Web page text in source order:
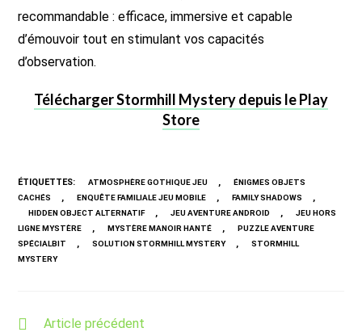
recommandable : efficace, immersive et capable
d’émouvoir tout en stimulant vos capacités
d’observation.
Télécharger Stormhill Mystery depuis le Play
Store
ÉTIQUETTES: ATMOSPHÈRE GOTHIQUE JEU ,
ÉNIGMES OBJETS
CACHÉS
, ENQUÊTE FAMILIALE JEU MOBILE , FAMILY SHADOWS ,
HIDDEN OBJECT ALTERNATIF , JEU AVENTURE ANDROID ,
JEU HORS
LIGNE MYSTÈRE
, MYSTÈRE MANOIR HANTÉ ,
PUZZLE AVENTURE
SPÉCIALBIT
, SOLUTION STORMHILL MYSTERY ,
STORMHILL
MYSTERY
Read Article précédent